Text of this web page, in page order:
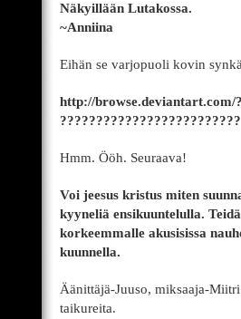
Näkyillään Lutakossa.
~Anniina
Eihän se varjopuoli kovin
http://browse.deviantart.com/
?????????????????????????
Hmm. Ööh. Seuraava!
Voi jeesus kristus miten
kyyneliä ensikuuntelulla.
korkeemmalle akusisissa
kuunnella.
Äänittäjä-Juuso, miksaaja-
taikureita.